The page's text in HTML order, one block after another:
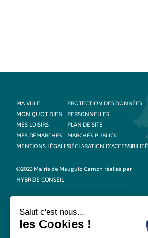
MA VILLE
MON QUOTIDIEN
MES LOISIRS
MES DÉMARCHES
MENTIONS LÉGALES
©2023 Mairie de Mauguio Carnon réalisé par
HYBRIDE CONSEIL
PROTECTION DES DONNÉES
PERSONNELLES
PLAN DE SITE
MARCHÉS PUBLICS
DÉCLARATION D’ACCESSIBILITÉ
Salut c'est nous...
les Cookies !